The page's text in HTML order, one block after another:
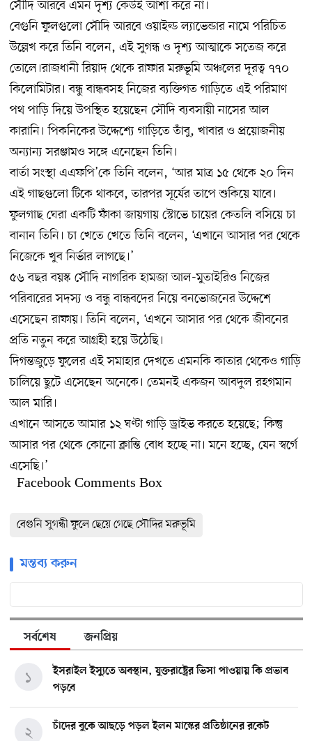
সৌদি আরবে এমন দৃশ্য কেউই আশা করে না।
বেগুনি ফুলগুলো সৌদি আরবে ওয়াইল্ড ল্যাভেন্ডার নামে পরিচিত
উল্লেখ করে তিনি বলেন, এই সুগন্ধ ও দৃশ্য আত্মাকে সতেজ করে
তোলে।রাজধানী রিয়াদ থেকে রাফার মরুভূমি অঞ্চলের দূরত্ব ৭৭০
কিলোমিটার। বন্ধু বান্ধবসহ নিজের ব্যক্তিগত গাড়িতে এই পরিমাণ
পথ পাড়ি দিয়ে উপস্থিত হয়েছেন সৌদি ব্যবসায়ী নাসের আল
কারানি। পিকনিকের উদ্দেশ্যে গাড়িতে তাঁবু, খাবার ও প্রয়োজনীয়
অন্যান্য সরঞ্জামও সঙ্গে এনেছেন তিনি।
বার্তা সংস্থা এএফপি’কে তিনি বলেন, ‘আর মাত্র ১৫ থেকে ২০ দিন
এই গাছগুলো টিকে থাকবে, তারপর সূর্যের তাপে শুকিয়ে যাবে।
ফুলগাছ ঘেরা একটি ফাঁকা জায়গায় স্টোভে চায়ের কেতলি বসিয়ে চা
বানান তিনি। চা খেতে খেতে তিনি বলেন, ‘এখানে আসার পর থেকে
নিজেকে খুব নির্ভার লাগছে।’
৫৬ বছর বয়স্ক সৌদি নাগরিক হামজা আল-মুতাইরিও নিজের
পরিবারের সদস্য ও বন্ধু বান্ধবদের নিয়ে বনভোজনের উদ্দেশে
এসেছেন রাফায়। তিনি বলেন, ‘এখনে আসার পর থেকে জীবনের
প্রতি নতুন করে আগ্রহী হয়ে উঠেছি।
দিগন্তজুড়ে ফুলের এই সমাহার দেখতে এমনকি কাতার থেকেও গাড়ি
চালিয়ে ছুটে এসেছেন অনেকে। তেমনই একজন আবদুল রহগমান
আল মারি।
এখানে আসতে আমার ১২ ঘণ্টা গাড়ি ড্রাইভ করতে হয়েছে; কিন্তু
আসার পর থেকে কোনো ক্লান্তি বোধ হচ্ছে না। মনে হচ্ছে, যেন স্বর্গে
এসেছি।’
Facebook Comments Box
বেগুনি সুগন্ধী ফুলে ছেয়ে গেছে সৌদির মরুভূমি
মন্তব্য করুন
সর্বশেষ জনপ্রিয়
ইসরাইল ইস্যুতে অবস্থান, যুক্তরাষ্ট্রের ভিসা পাওয়ায় কি প্রভাব
পড়বে
১
চাঁদের বুকে আছড়ে পড়ল ইলন মাস্কের প্রতিষ্ঠানের রকেট
২